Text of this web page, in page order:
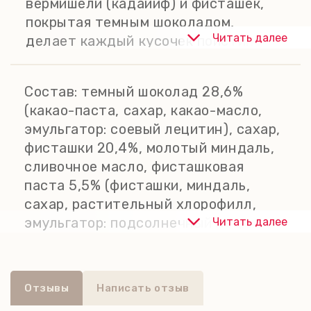
вермишели (кадайиф) и фисташек,
покрытая темным шоколадом,
делает каждый кусочек поистине
Без пальмового масла, без ГМО, без
консервантов, без искусственных
ароматизаторов.
Читать далее
Состав: темный шоколад 28,6%
(какао-паста, сахар, какао-масло,
эмульгатор: соевый лецитин), сахар,
фисташки 20,4%, молотый миндаль,
сливочное масло, фисташковая
паста 5,5% (фисташки, миндаль,
сахар, растительный хлорофилл,
эмульгатор: подсолнечный лецитин,
яичный белок (жидкий, стерильный),
Читать далее
Отзывы Написать отзыв